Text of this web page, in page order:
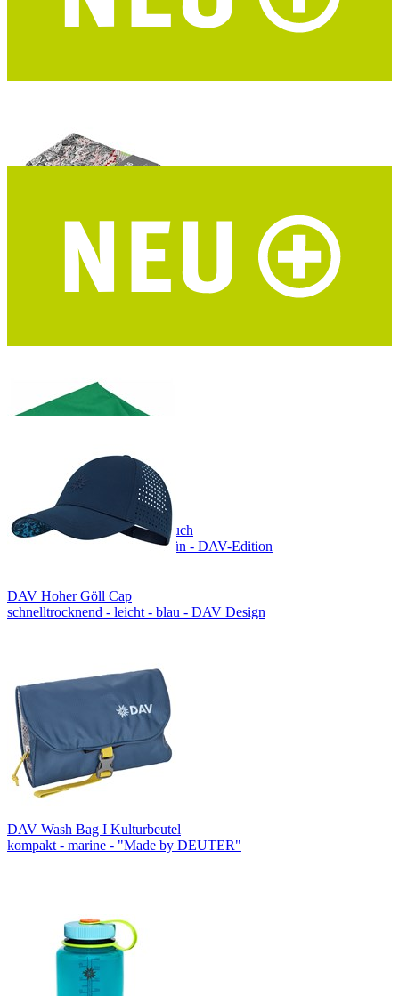
I LIKE PAPER Notizbuch A6 Alpenvereinskarten
DIN A6 - Upcycling - DAV Mapcycling Collection
COCOON Mikrofaser Handtuch
Größe L - ultraleicht - waldgrün - DAV-Edition
DAV Hoher Göll Cap
schnelltrocknend - leicht - blau - DAV Design
DAV Wash Bag I Kulturbeutel
kompakt - marine - "Made by DEUTER"